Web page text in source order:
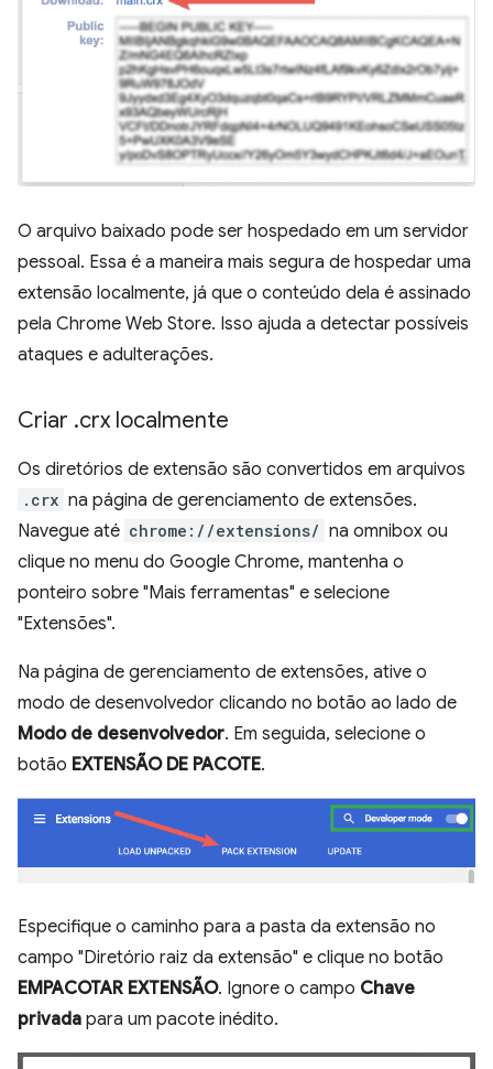
O arquivo baixado pode ser hospedado em um servidor
pessoal. Essa é a maneira mais segura de hospedar uma
extensão localmente, já que o conteúdo dela é assinado
pela Chrome Web Store. Isso ajuda a detectar possíveis
ataques e adulterações.
Criar .crx localmente
Os diretórios de extensão são convertidos em arquivos
.crx na página de gerenciamento de extensões.
Navegue até chrome://extensions/ na omnibox ou
clique no menu do Google Chrome, mantenha o
ponteiro sobre "Mais ferramentas" e selecione
"Extensões".
Na página de gerenciamento de extensões, ative o
modo de desenvolvedor clicando no botão ao lado de
Modo de desenvolvedor. Em seguida, selecione o
botão EXTENSÃO DE PACOTE.
Especifique o caminho para a pasta da extensão no
campo "Diretório raiz da extensão" e clique no botão
EMPACOTAR EXTENSÃO. Ignore o campo Chave
privada para um pacote inédito.